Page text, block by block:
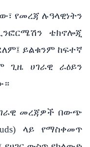
የመረጃ ሉዓላዊነትን
ቴክኖሎጂ
ይልቁንም ከፍተኛ
ጊዜ ሀገራዊ
ራዕይን
መረጃዎች በውጭ
ላይ
የማስቀመጥ